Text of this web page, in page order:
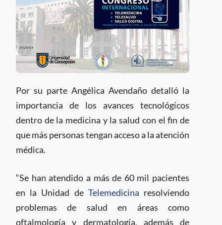
Por su parte Angélica Avendaño detalló la
importancia de los avances tecnológicos
dentro de la medicina y la salud con el fin de
que más personas tengan acceso a la atención
médica.
“Se han atendido a más de 60 mil pacientes
en la Unidad de Telemedicina resolviendo
problemas de salud en áreas como
oftalmología y dermatología, además de